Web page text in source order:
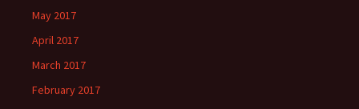
May 2017
April 2017
March 2017
February 2017